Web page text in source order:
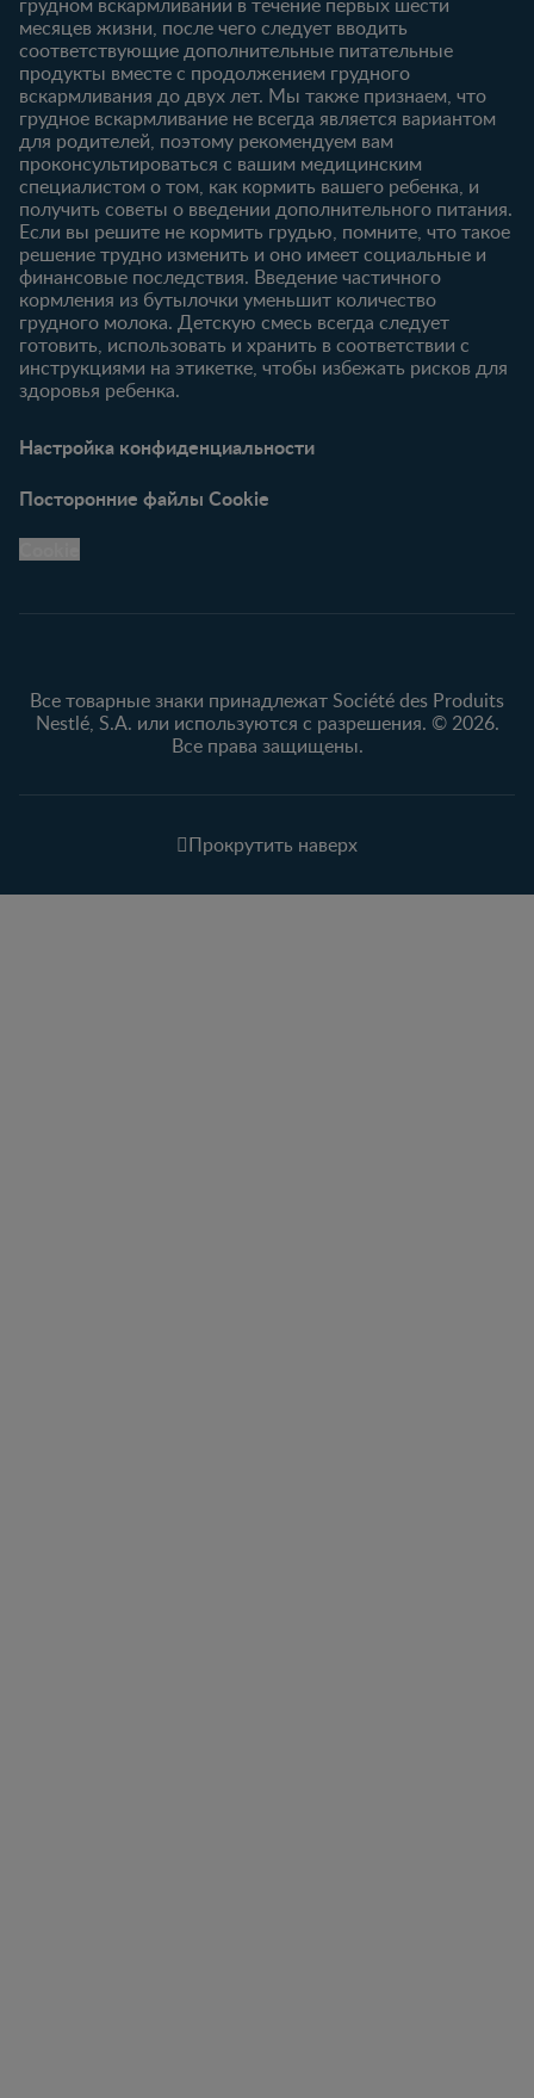
Бесплатные
тестирования
Продукты Продукты
18-24 месяцев
Статьи
Продукты
месяцев жизни, после чего следует вводить
соответствующие дополнительные питательные
продукты вместе с продолжением грудного
вскармливания до двух лет. Мы также признаем, что
грудное вскармливание не всегда является вариантом
для родителей, поэтому рекомендуем вам
проконсультироваться с вашим медицинским
специалистом о том, как кормить вашего ребенка, и
получить советы о введении дополнительного питания.
Если вы решите не кормить грудью, помните, что такое
решение трудно изменить и оно имеет социальные и
финансовые последствия. Введение частичного
кормления из бутылочки уменьшит количество
грудного молока. Детскую смесь всегда следует
готовить, использовать и хранить в соответствии с
инструкциями на этикетке, чтобы избежать рисков для
здоровья ребенка.
Настройка конфиденциальности
Посторонние файлы Cookie
Все товарные знаки принадлежат Société des Produits
Nestlé, S.A. или используются с разрешения. © 2026.
Все права защищены.
Прокрутить наверх